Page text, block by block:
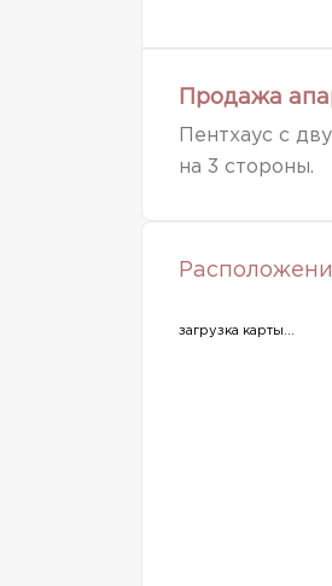
Продажа
Пентхаус с
на 3 стороны.
загрузка карты...